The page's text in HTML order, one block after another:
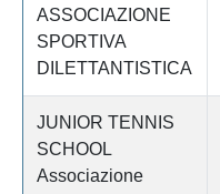
ASSOCIAZIONE
SPORTIVA
DILETTANTISTICA
JUNIOR TENNIS
SCHOOL
Associazione